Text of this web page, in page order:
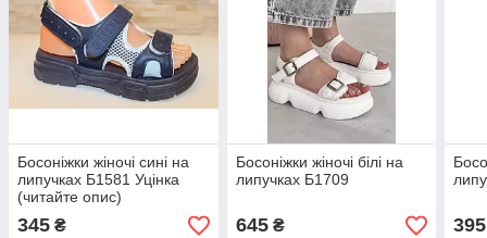
Босоніжки жіночі сині на
липучках Б1581 Уцінка
(читайте опис)
345 ₴
Босоніжки жіночі білі на
липучках Б1709
645₴ 395